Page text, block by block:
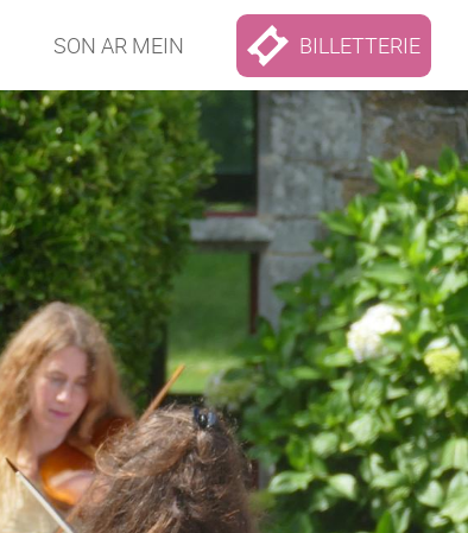
SON AR MEIN BILLETTERIE